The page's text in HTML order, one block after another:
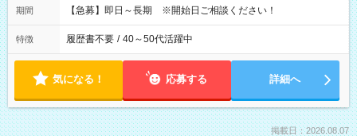
期間 【急募】即日～長期 ※開始日ご相談ください！
特徴 履歴書不要 / 40～50代活躍中
気になる！ 応募する 詳細へ
掲載日：2026.08.07